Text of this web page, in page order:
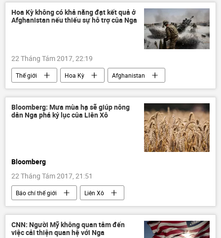
Hoa Kỳ không có khả năng đạt kết quả ở
Afghanistan nếu thiếu sự hỗ trợ của Nga
22 Tháng Tám 2017, 22:19
Thế giới Hoa Kỳ
Afghanistan
Liên bang Nga
Bloomberg: Mưa mùa hạ sẽ giúp nông
dân Nga phá kỷ lục của Liên Xô
Bloomberg
22 Tháng Tám 2017, 21:51
Báo chí thế giới
Liên Xô
Liên bang Nga
ngũ cốc
CNN: Người Mỹ không quan tâm đến
việc cải thiện quan hệ với Nga